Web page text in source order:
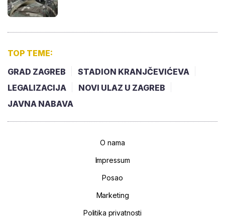
TOP TEME:
GRAD ZAGREB
STADION KRANJČEVIĆEVA
LEGALIZACIJA
NOVI ULAZ U ZAGREB
JAVNA NABAVA
O nama
Impressum
Posao
Marketing
Politika privatnosti